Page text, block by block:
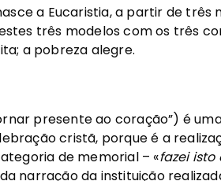
a Eucaristia, a partir de três
três modelos com os três
a pobreza alegre.
presente ao coração”) é
cristã, porque é a
de memorial – «fazei
narração da instituição